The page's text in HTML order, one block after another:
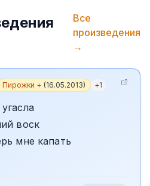
Все
произведения
→
Пирожки + (16.05.2013) +1
воск
мне капать